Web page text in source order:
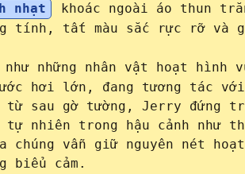
nhạt
khoác ngoài áo thun
tính, tất màu sắc rực rỡ và
những nhân vật hoạt hình
hơi lớn, đang tương tác với
từ sau gờ tường, Jerry đứng
nhiên trong hậu cảnh như
chúng vẫn giữ nguyên nét
biểu cảm.